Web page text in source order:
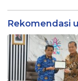
Rekomendasi